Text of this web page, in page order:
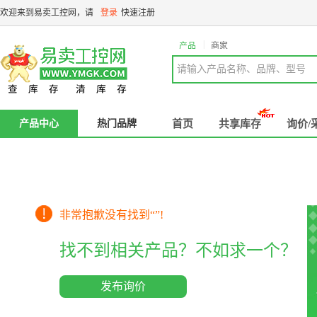
欢迎来到易卖工控网，请 登录 快速注册
产品 商家
请输入产品名称、品牌、型号
产品中心 热门品牌 首页 共享库存 询价/
非常抱歉没有找到“”!
找不到相关产品？不如求一个？
发布询价